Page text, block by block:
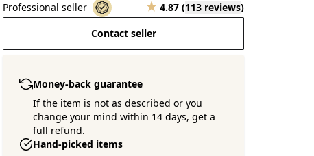
Professional seller 4.87 (113 reviews)
Contact seller
Money-back guarantee
If the item is not as described or you
change your mind within 14 days, get a
full refund.
Hand-picked items